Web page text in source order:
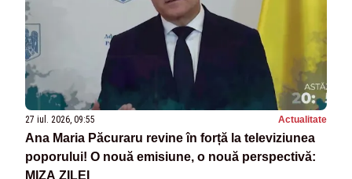
27 iul. 2026, 09:55 Actualitate
Ana Maria Păcuraru revine în forță la televiziunea
poporului! O nouă emisiune, o nouă perspectivă:
MIZA ZILEI